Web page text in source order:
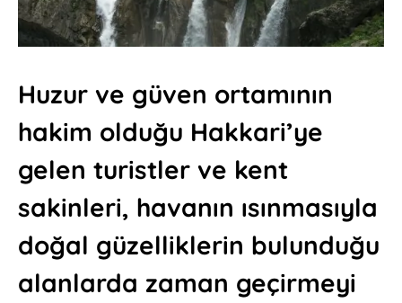
Huzur ve güven ortamının
hakim olduğu Hakkari’ye
gelen turistler ve kent
sakinleri, havanın ısınmasıyla
doğal güzelliklerin bulunduğu
alanlarda zaman geçirmeyi